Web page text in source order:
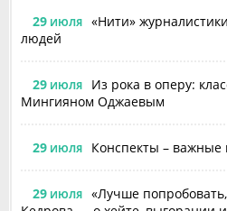
29 ИЮЛЯ
«Нити»
людей
29 ИЮЛЯ
Из рока в оперу:
Мингияном Оджаевым
29 ИЮЛЯ Конспекты –
29 ИЮЛЯ
«Лучше